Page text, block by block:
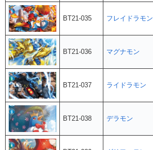
BT21-035 フレイドラモン
BT21-036 マグナモン
BT21-037 ライドラモン
BT21-038 デラモン